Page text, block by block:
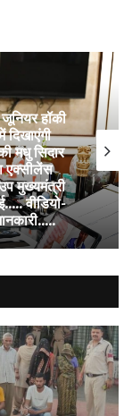
हॉकी
मधु सिदार
एक्सीलेंस
मुख्यमंत्री
वीडियो-